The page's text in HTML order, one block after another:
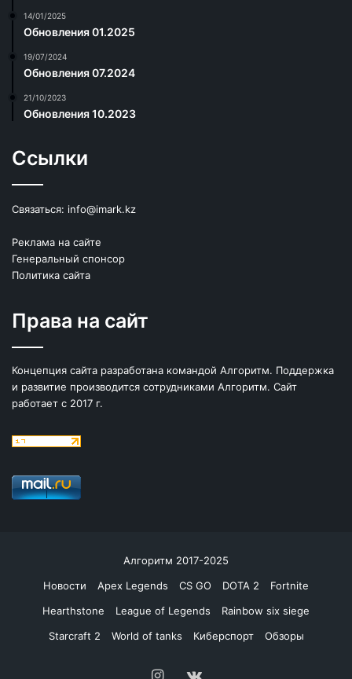
14/01/2025
Обновления 01.2025
19/07/2024
Обновления 07.2024
21/10/2023
Обновления 10.2023
Ссылки
Связаться: info@imark.kz
Реклама на сайте
Генеральный спонсор
Политика сайта
Права на сайт
Концепция сайта разработана командой Алгоритм. Поддержка
и развитие производится сотрудниками Алгоритм. Сайт
работает с 2017 г.
Алгоритм 2017-2025
Новости
Apex Legends CS GO DOTA 2
Fortnite
Hearthstone
League of Legends
Rainbow six siege
Starcraft 2
World of tanks Киберспорт Обзоры
Instagram